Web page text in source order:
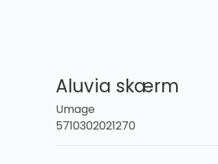
Aluvia skærm
Umage
5710302021270